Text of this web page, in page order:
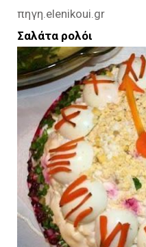
πηγη.elenikoui.gr
Σαλάτα ρολόι